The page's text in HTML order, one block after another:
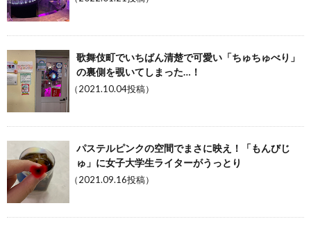
歌舞伎町でいちばん清楚で可愛い「ちゅちゅべり」
の裏側を覗いてしまった…！
（2021.10.04投稿）
パステルピンクの空間でまさに映え！「もんびじ
ゅ」に女子大学生ライターがうっとり
（2021.09.16投稿）